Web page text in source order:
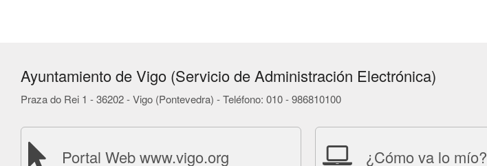
Ayuntamiento de Vigo (Servicio de Administración Electrónica)
Praza do Rei 1 - 36202 - Vigo (Pontevedra) - Teléfono: 010 - 986810100
Portal Web www.vigo.org ¿Cómo va lo mío?